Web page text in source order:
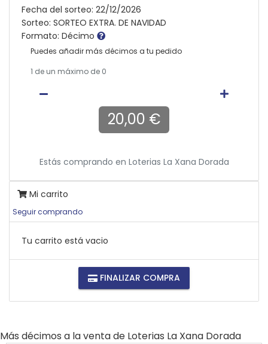
Fecha del sorteo: 22/12/2026
Sorteo: SORTEO EXTRA. DE NAVIDAD
Formato: Décimo
Puedes añadir más décimos a tu pedido
1 de un máximo de 0
20,00 €
Estás comprando en Loterias La Xana Dorada
Mi carrito
Seguir comprando
Tu carrito está vacio
FINALIZAR COMPRA
Más décimos a la venta de Loterias La Xana Dorada